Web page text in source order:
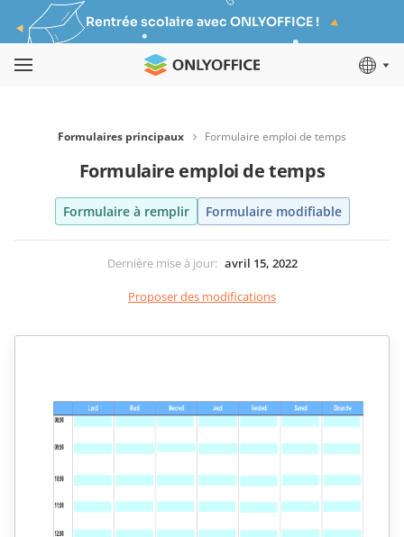
Rentrée scolaire avec ONLYOFFICE !
Formulaires principaux Formulaire emploi de temps
Formulaire emploi de temps
Formulaire à remplir Formulaire modifiable
Dernière mise à jour: avril 15, 2022
Proposer des modifications